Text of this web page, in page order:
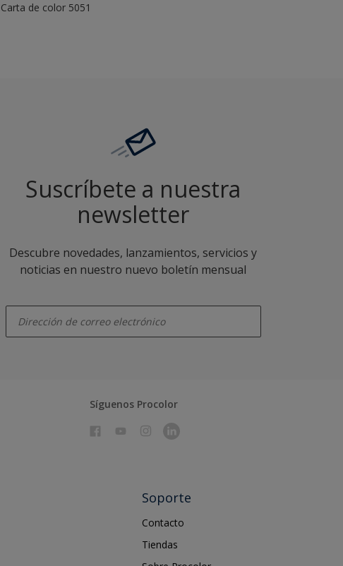
Carta de color 5051
Suscríbete a nuestra
newsletter
Descubre novedades, lanzamientos, servicios y
noticias en nuestro nuevo boletín mensual
Síguenos Procolor
Soporte
Contacto
Tiendas